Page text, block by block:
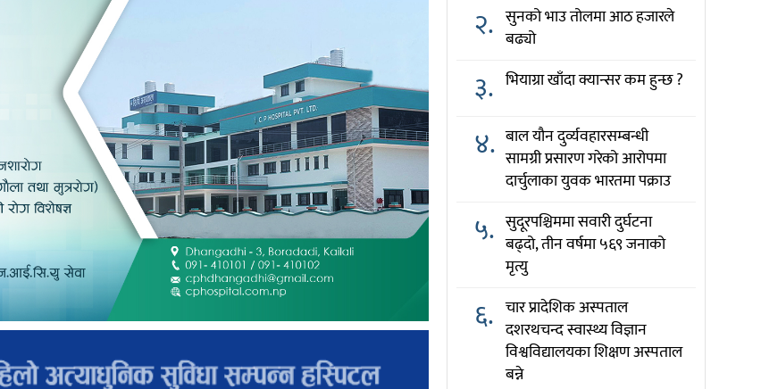
२. सुनको भाउ तोलमा आठ हजारले
बढ्यो
३. भियाग्रा खाँदा क्यान्सर कम हुन्छ ?
४. बाल यौन दुर्व्यवहारसम्बन्धी
सामग्री प्रसारण गरेको आरोपमा
दार्चुलाका युवक भारतमा पक्राउ
५. सुदूरपश्चिममा सवारी दुर्घटना
बढ्दो, तीन वर्षमा ५६९ जनाको
मृत्यु
६. चार प्रादेशिक अस्पताल
दशरथचन्द स्वास्थ्य विज्ञान
विश्वविद्यालयका शिक्षण अस्पताल
बन्ने